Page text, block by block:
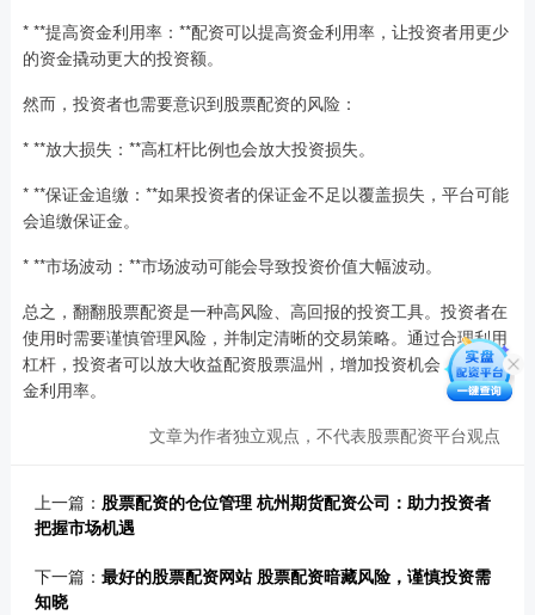
* **提高资金利用率：**配资可以提高资金利用率，让投资者用更少
的资金撬动更大的投资额。
然而，投资者也需要意识到股票配资的风险：
* **放大损失：**高杠杆比例也会放大投资损失。
* **保证金追缴：**如果投资者的保证金不足以覆盖损失，平台可能
会追缴保证金。
* **市场波动：**市场波动可能会导致投资价值大幅波动。
总之，翻翻股票配资是一种高风险、高回报的投资工具。投资者在
使用时需要谨慎管理风险，并制定清晰的交易策略。通过合理利用
杠杆，投资者可以放大收益配资股票温州，增加投资机会，提高资
金利用率。
文章为作者独立观点，不代表股票配资平台观点
上一篇： 股票配资的仓位管理 杭州期货配资公司：助力投资者
把握市场机遇
下一篇： 最好的股票配资网站 股票配资暗藏风险，谨慎投资需
知晓